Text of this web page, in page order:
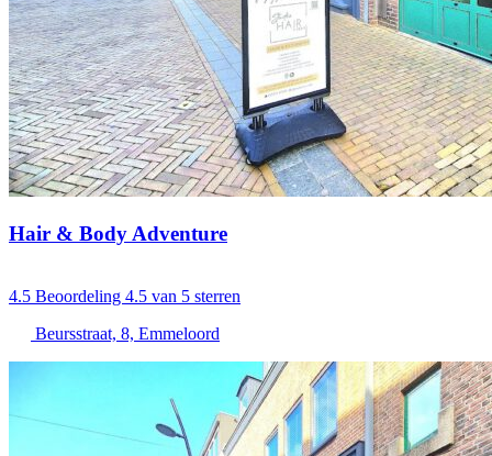
Hair & Body Adventure
4.5 Beoordeling 4.5 van 5 sterren
Beursstraat, 8, Emmeloord